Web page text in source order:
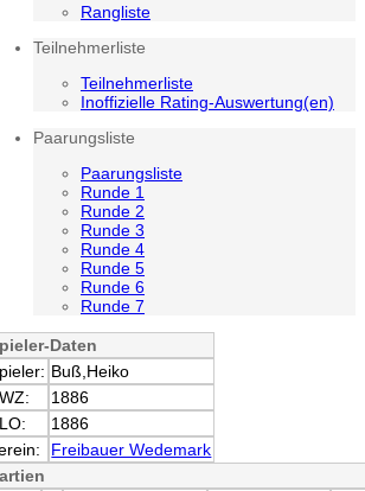
Rangliste
Teilnehmerliste
Teilnehmerliste
Inoffizielle Rating-Auswertung(en)
Paarungsliste
Paarungsliste
Runde 1
Runde 2
Runde 3
Runde 4
Runde 5
Runde 6
Runde 7
Daten
Buß,Heiko
1886
1886
Freibauer Wedemark